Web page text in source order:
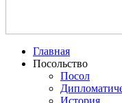
Главная
Посольство
Посол
История